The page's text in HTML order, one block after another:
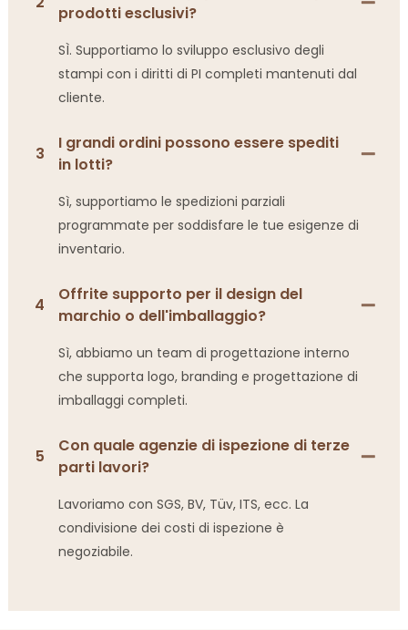
prodotti esclusivi?
SÌ. Supportiamo lo sviluppo esclusivo degli
stampi con i diritti di PI completi mantenuti dal
cliente.
3
I grandi ordini possono essere spediti
in lotti?
Sì, supportiamo le spedizioni parziali
programmate per soddisfare le tue esigenze di
inventario.
4
Offrite supporto per il design del
marchio o dell'imballaggio?
Sì, abbiamo un team di progettazione interno
che supporta logo, branding e progettazione di
imballaggi completi.
5
Con quale agenzie di ispezione di terze
parti lavori?
Lavoriamo con SGS, BV, Tüv, ITS, ecc. La
condivisione dei costi di ispezione è
negoziabile.